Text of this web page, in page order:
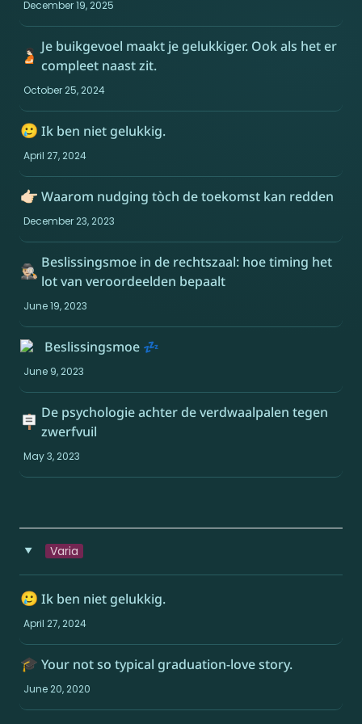
December 19, 2025
🫄🏻 Je buikgevoel maakt je gelukkiger. Ook als het er
compleet naast zit.
October 25, 2024
🥲 Ik ben niet gelukkig.
April 27, 2024
👉🏻 Waarom nudging tòch de toekomst kan redden
December 23, 2023
🕵🏼‍♂️ Beslissingsmoe in de rechtszaal: hoe timing het
lot van veroordeelden bepaalt
June 19, 2023
Beslissingsmoe 💤
June 9, 2023
🪧 De psychologie achter de verdwaalpalen tegen
zwerfvuil
May 3, 2023
‣ Varia
🥲 Ik ben niet gelukkig.
April 27, 2024
🎓 Your not so typical graduation-love story.
June 20, 2020